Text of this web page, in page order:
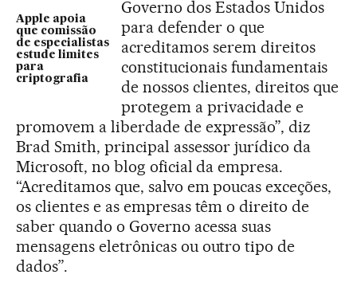
Apple apoia
que comissão
de especialistas
estude limites
para
criptografia
Governo dos Estados Unidos
para defender o que
acreditamos serem direitos
constitucionais fundamentais
de nossos clientes, direitos que
protegem a privacidade e
promovem a liberdade de expressão”, diz
Brad Smith, principal assessor jurídico da
Microsoft, no blog oficial da empresa.
“Acreditamos que, salvo em poucas exceções,
os clientes e as empresas têm o direito de
saber quando o Governo acessa suas
mensagens eletrônicas ou outro tipo de
dados”.